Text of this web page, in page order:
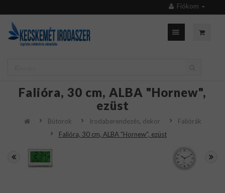
Fiókom
Falióra, 30 cm, ALBA "Hornew",
ezüst
Bútorok Irodaberendezés, dekor
Faliórák
Falióra, 30 cm, ALBA "Hornew", ezüst